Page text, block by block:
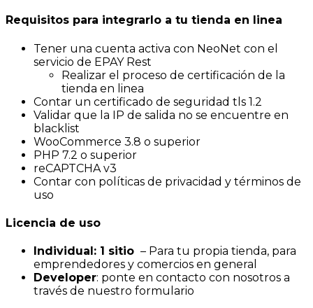
Requisitos para integrarlo a tu tienda en linea
Tener una cuenta activa con NeoNet con el
servicio de EPAY Rest
Realizar el proceso de certificación de la
tienda en linea
Contar un certificado de seguridad tls 1.2
Validar que la IP de salida no se encuentre en
blacklist
WooCommerce 3.8 o superior
PHP 7.2 o superior
reCAPTCHA v3
Contar con políticas de privacidad y términos de
uso
Licencia de uso
Individual: 1 sitio – Para tu propia tienda, para
emprendedores y comercios en general
Developer: ponte en contacto con nosotros a
través de nuestro formulario